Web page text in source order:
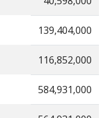
139,404,000
116,852,000
584,931,000